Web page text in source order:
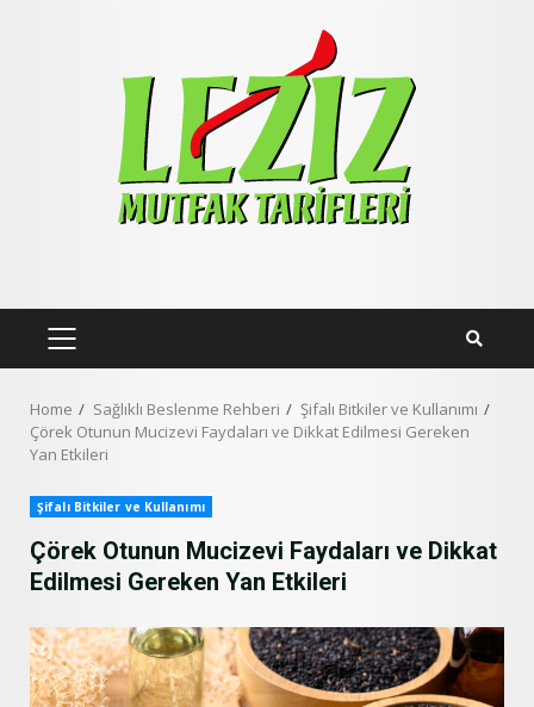
PRIMARY
Home Sağlıklı Beslenme Rehberi
Şifalı Bitkiler ve Kullanımı
Çörek Otunun Mucizevi Faydaları ve Dikkat Edilmesi Gereken
Yan Etkileri
Şifalı Bitkiler ve Kullanımı
Çörek Otunun Mucizevi Faydaları ve Dikkat
Edilmesi Gereken Yan Etkileri